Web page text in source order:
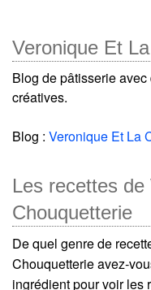
Veronique Et
Blog de pâtisserie
créatives.
Blog : Veronique Et La
Les recettes
Chouquetterie
De quel genre de
Chouquetterie avez-
ingrédient pour voir les